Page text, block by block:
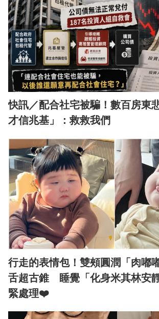
快訊／配合社宅被騙！數百房東
才信兆基」：救救我們
行走的表情包！雙頰圓潤「肉嘟
舌超古錐 睡覺「化身米其林安
緊處理❤️